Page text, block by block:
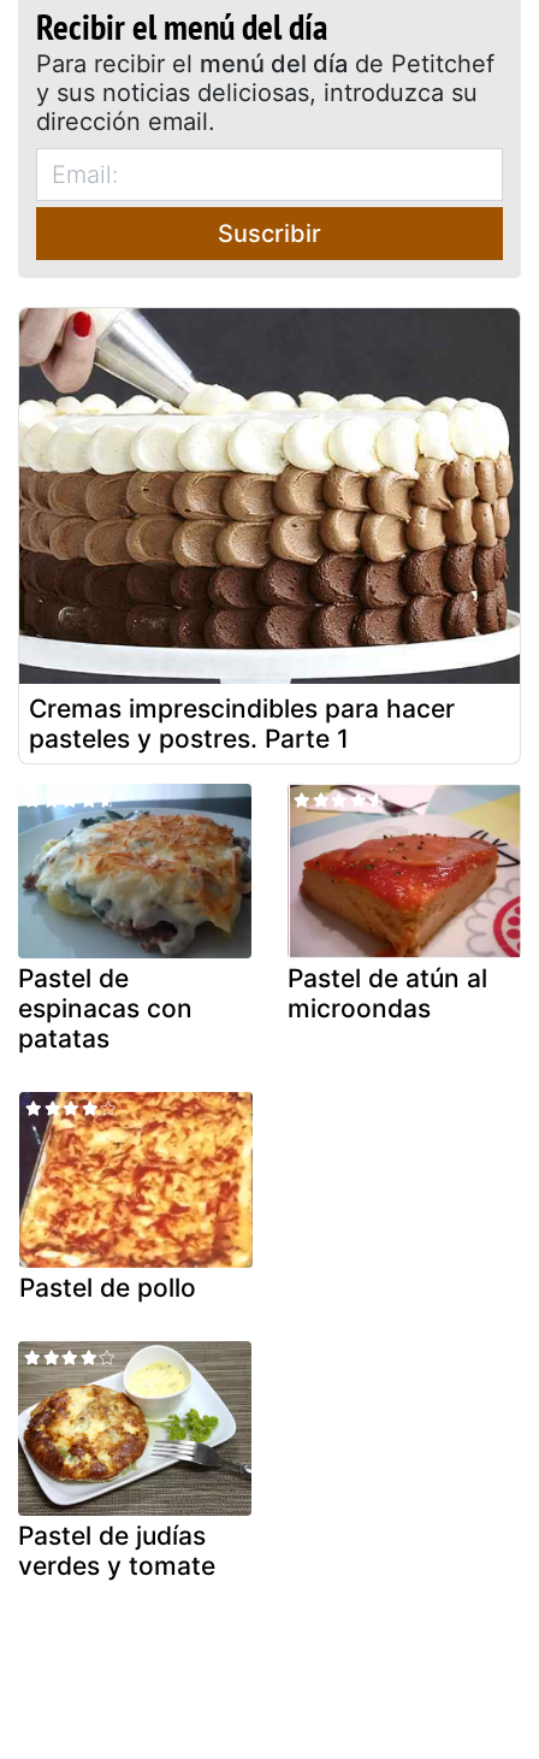
Recibir el menú del día
Para recibir el menú del día de Petitchef
y sus noticias deliciosas, introduzca su
dirección email.
Suscribir
Cremas imprescindibles para hacer
pasteles y postres. Parte 1
Pastel de
espinacas con
patatas
Pastel de atún al
microondas
Pastel de pollo
Pastel de judías
verdes y tomate